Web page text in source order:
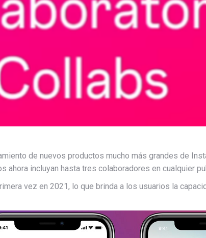
de nuevos productos mucho más grandes de
ahora incluyan hasta tres colaboradores en cualquier
vez en 2021, lo que brinda a los usuarios la